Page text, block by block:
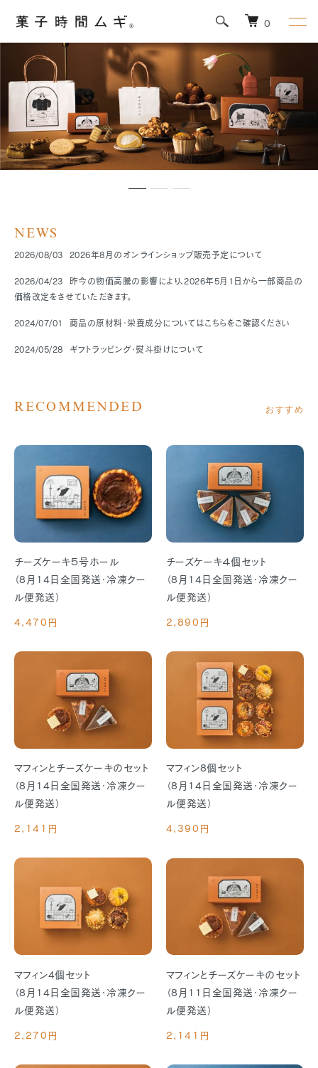
0
NEWS
2026/08/03 2026年8月のオンラインショップ販売予定について
2026/04/23 昨今の物価高騰の影響により、2026年5月1日から一部商品の
価格改定をさせていただきます。
2024/07/01 商品の原材料・栄養成分についてはこちらをご確認ください
2024/05/28 ギフトラッピング・熨斗掛けについて
RECOMMENDED おすすめ
チーズケーキ５号ホール
（8月14日全国発送・冷凍クー
ル便発送）
4,470円
チーズケーキ４個セット
（8月14日全国発送・冷凍クー
ル便発送）
2,890円
マフィンとチーズケーキのセット
（8月14日全国発送・冷凍クー
ル便発送）
2,141円
マフィン8個セット
（8月14日全国発送・冷凍クー
ル便発送）
4,390円
マフィン4個セット
（8月14日全国発送・冷凍クー
ル便発送）
2,270円
マフィンとチーズケーキのセット
（8月11日全国発送・冷凍クー
ル便発送）
2,141円